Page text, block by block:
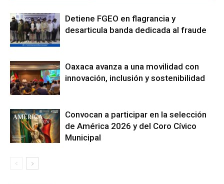
Detiene FGEO en flagrancia y
desarticula banda dedicada al fraude
Oaxaca avanza a una movilidad con
innovación, inclusión y sostenibilidad
Convocan a participar en la selección
de América 2026 y del Coro Cívico
Municipal